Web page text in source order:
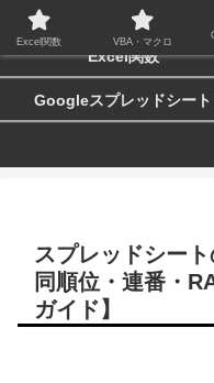
Excel関数
Googleスプレッドシート
スプレッドシート
同順位・連番・
ガイド】
Excel関数 VBA・マクロ